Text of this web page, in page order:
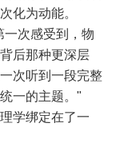
化为动能。
次感受到，物
后那种更深层
次听到一段完整
一的主题。"
学绑定在了一